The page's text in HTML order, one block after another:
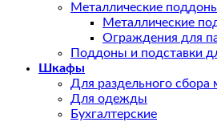
Металлические
Металлические
Ограждения для
Поддоны и подставки
Шкафы
Для раздельного сбора
Для одежды
Бухгалтерские